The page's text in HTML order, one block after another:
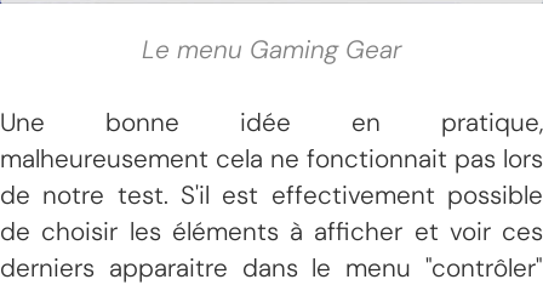
Le menu Gaming Gear
Une bonne idée en pratique,
malheureusement cela ne fonctionnait pas lors
de notre test. S'il est effectivement possible
de choisir les éléments à afficher et voir ces
derniers apparaitre dans le menu "contrôler"